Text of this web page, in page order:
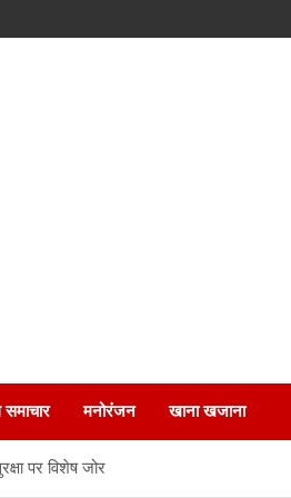
मनोरंजन खाना खजाना
पर विशेष जोर